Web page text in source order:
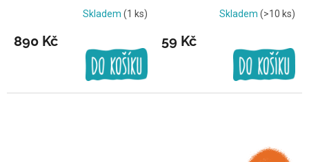
Skladem (1 ks)
890 Kč
Skladem (>10 ks)
59 Kč